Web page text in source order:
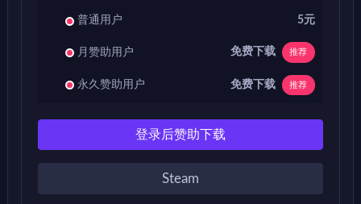
普通用户 5元
月赞助用户 免费下载 推荐
永久赞助用户 免费下载 推荐
登录后赞助下载
Steam